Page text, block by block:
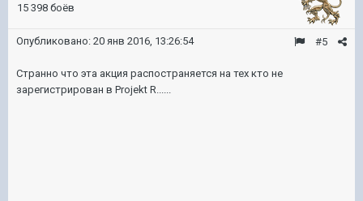
15 398 боёв
#5
Опубликовано: 20 янв 2016, 13:26:54
Странно что эта акция распостраняется на тех кто не
зарегистрирован в Projekt R......